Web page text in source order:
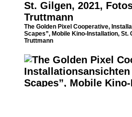
The Golden Pixel Cooperative,
Scapes”, Mobile Kino-Installation, St.
Truttmann